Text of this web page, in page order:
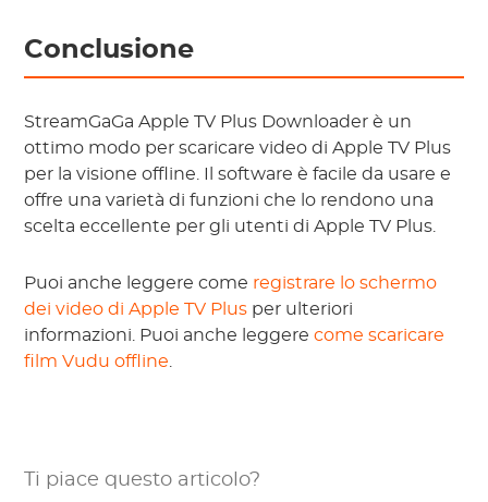
Conclusione
StreamGaGa Apple TV Plus Downloader è un
ottimo modo per scaricare video di Apple TV Plus
per la visione offline. Il software è facile da usare e
offre una varietà di funzioni che lo rendono una
scelta eccellente per gli utenti di Apple TV Plus.
Puoi anche leggere come registrare lo schermo
dei video di Apple TV Plus per ulteriori
informazioni. Puoi anche leggerecome scaricare
film Vudu offline
Ti piace questo articolo?